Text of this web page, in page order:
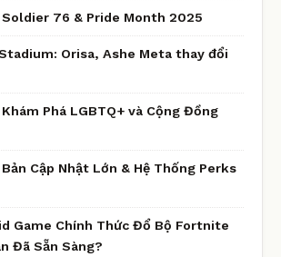
76 & Pride Month 2025
Orisa, Ashe Meta thay đổi
Phá LGBTQ+ và Cộng Đồng
Cập Nhật Lớn & Hệ Thống Perks
Game Chính Thức Đổ Bộ Fortnite
Đã Sẵn Sàng?